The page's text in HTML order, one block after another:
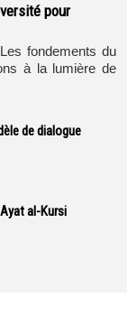
pour
fondements du
à la lumière de
de dialogue
al-Kursi